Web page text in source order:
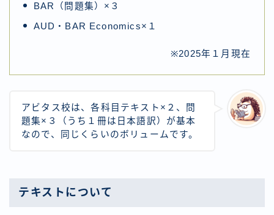
BAR（問題集）×３
AUD・BAR Economics×１
※2025年１月現在
アビタス校は、各科目テキスト×２、問
題集×３（うち１冊は日本語訳）が基本
なので、同じくらいのボリュームです。
テキストについて